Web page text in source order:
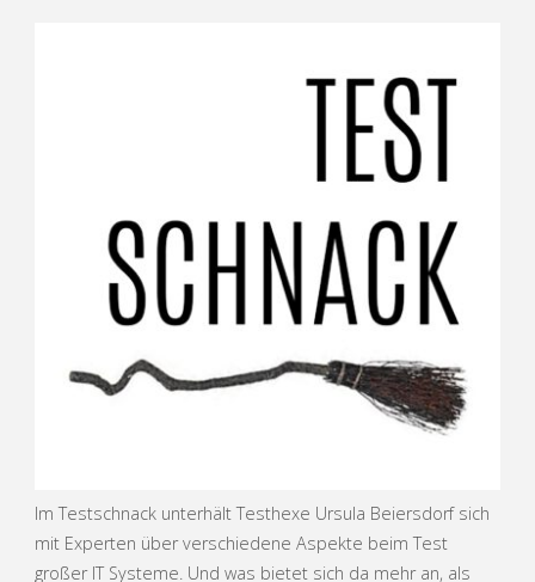
Im Testschnack unterhält Testhexe Ursula Beiersdorf sich
mit Experten über verschiedene Aspekte beim Test
großer IT Systeme. Und was bietet sich da mehr an, als